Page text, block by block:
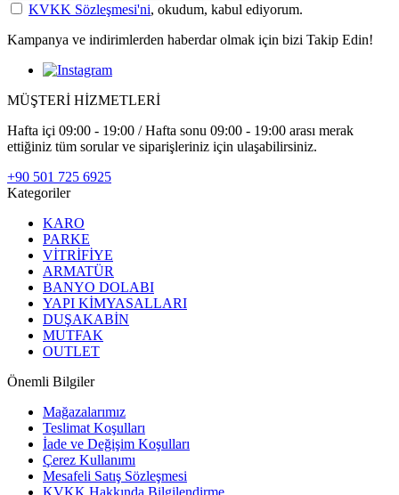
KVKK Sözleşmesi'ni, okudum, kabul ediyorum.
Kampanya ve indirimlerden haberdar olmak için bizi Takip Edin!
MÜŞTERİ HİZMETLERİ
Hafta içi 09:00 - 19:00 / Hafta sonu 09:00 - 19:00 arası merak
ettiğiniz tüm sorular ve siparişleriniz için ulaşabilirsiniz.
+90 501 725 6925
Kategoriler
KARO
PARKE
VİTRİFİYE
ARMATÜR
BANYO DOLABI
YAPI KİMYASALLARI
DUŞAKABİN
MUTFAK
OUTLET
Önemli Bilgiler
Mağazalarımız
Teslimat Koşulları
İade ve Değişim Koşulları
Çerez Kullanımı
Mesafeli Satış Sözleşmesi
KVKK Hakkında Bilgilendirme